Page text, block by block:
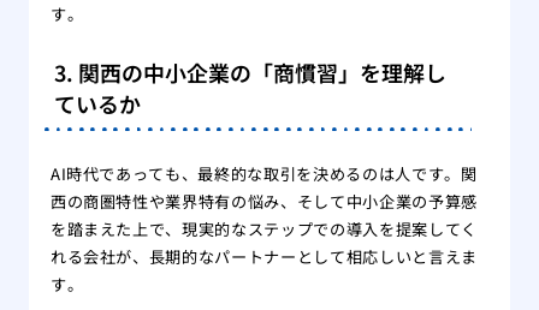
す。
3. 関西の中小企業の「商慣習」を理解し
ているか
AI時代であっても、最終的な取引を決めるのは人です。関
西の商圏特性や業界特有の悩み、そして中小企業の予算感
を踏まえた上で、現実的なステップでの導入を提案してく
れる会社が、長期的なパートナーとして相応しいと言えま
す。